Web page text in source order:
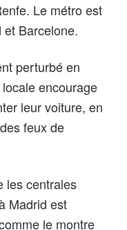
Le métro est
Barcelone.
perturbé en
encourage
leur voiture, en
feux de
les centrales
Madrid est
le montre